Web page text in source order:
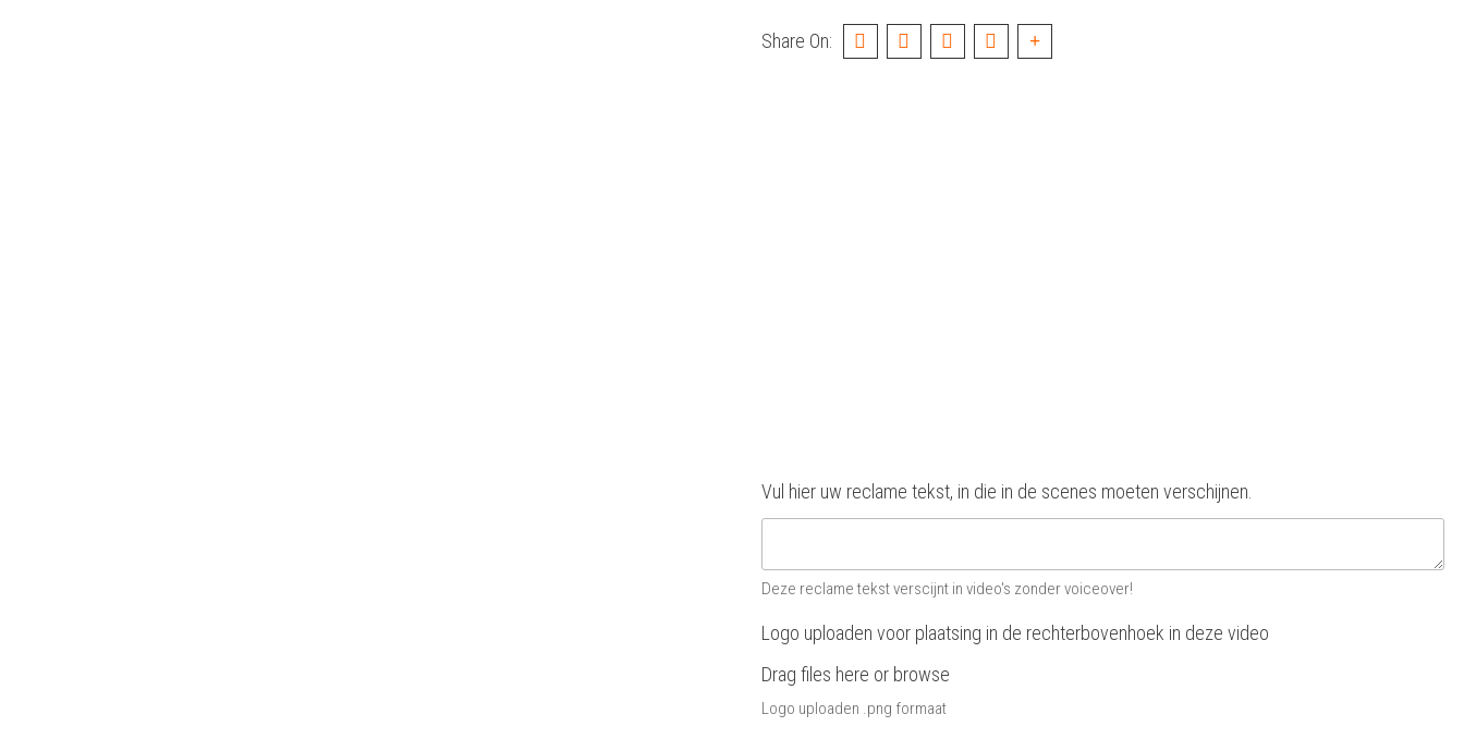
Share On:
Vul hier uw reclame tekst, in die in de scenes moeten verschijnen.
Deze reclame tekst verscijnt in video's zonder voiceover!
Logo uploaden voor plaatsing in de rechterbovenhoek in deze video
Drag files here or browse
Logo uploaden .png formaat